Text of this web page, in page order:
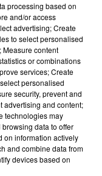
07/26
processing based on
and/or access
advertising; Create
to select personalised
Measure content
or combinations
services; Create
personalised
security, prevent and
advertising and content;
technologies may
data to offer
on information actively
and combine data from
devices based on